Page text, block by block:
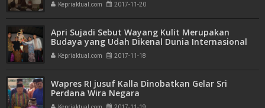
Kepriaktual.com 2017-11-20
Apri Sujadi Sebut Wayang Kulit Merupakan
Budaya yang Udah Dikenal Dunia Internasional
Kepriaktual.com 2017-11-18
Wapres RI jusuf Kalla Dinobatkan Gelar Sri
Perdana Wira Negara